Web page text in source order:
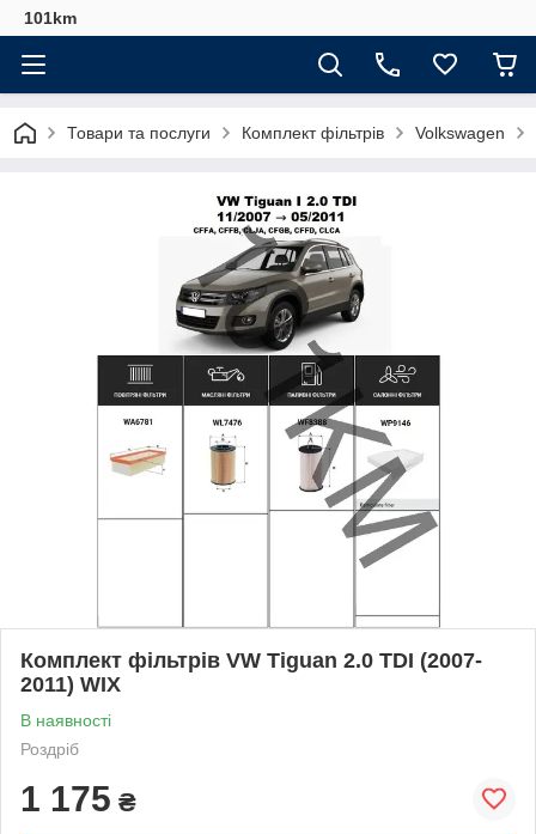
101km
Товари та послуги Комплект фільтрів Volkswagen
Комплект фільтрів VW Tiguan 2.0 TDI (2007-
2011) WIX
В наявності
Роздріб
1 175 ₴